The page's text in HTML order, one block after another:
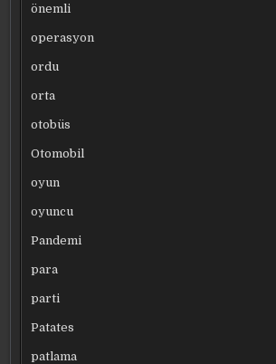
önemli
operasyon
ordu
orta
otobüs
Otomobil
oyun
oyuncu
Pandemi
para
parti
Patates
patlama